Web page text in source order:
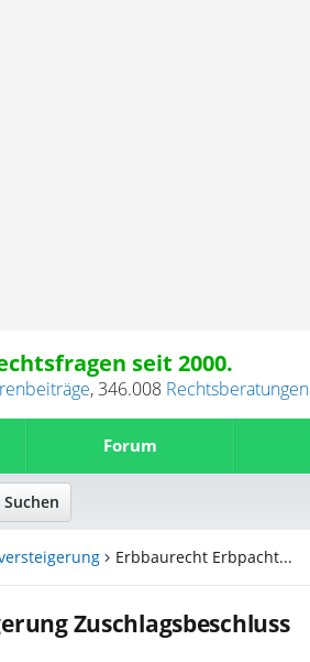
seit 2000.
,346.008 Rechtsberatungen
Forum
Erbbaurecht Erbpacht...
Zuschlagsbeschluss